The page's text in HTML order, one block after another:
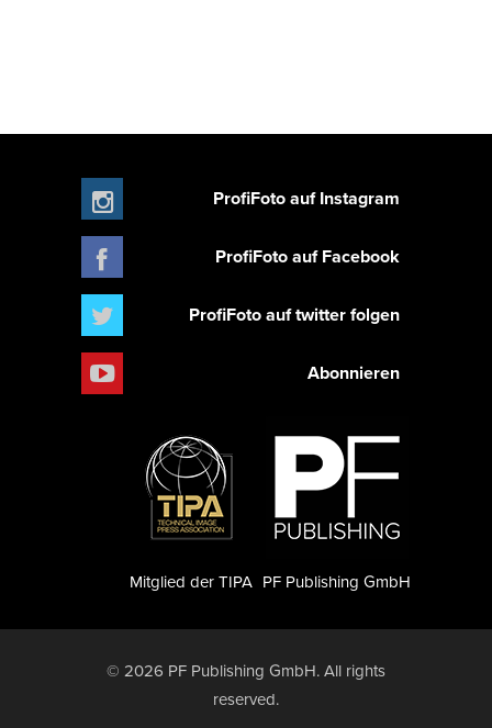
ProfiFoto auf Instagram
ProfiFoto auf Facebook
ProfiFoto auf twitter folgen
Abonnieren
PF Publishing GmbH
Mitglied der TIPA
© 2026 PF Publishing GmbH. All rights
reserved.